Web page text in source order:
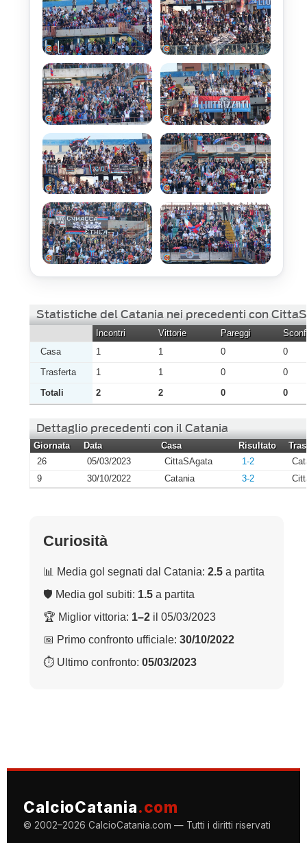
Statistiche del Catania nei precedenti con
Incontri Vittorie Pareggi
Casa
1 1 0
0
Trasferta
1 1 0
0
Totali
2 2 0 0
Dettaglio precedenti con il Catania
Giornata Data Casa Risultato
26
05/03/2023 CittaSAgata 1-2
9
30/10/2022 Catania 3-2
Curiosità
📊 Media gol segnati dal Catania: 2.5 a partita
🛡 Media gol subiti: 1.5 a partita
🏆 Miglior vittoria: 1–2 il 05/03/2023
📅 Primo confronto ufficiale: 30/10/2022
⏱ Ultimo confronto: 05/03/2023
CalcioCatania.com
© 2002–2026 CalcioCatania.com — Tutti i diritti riservati